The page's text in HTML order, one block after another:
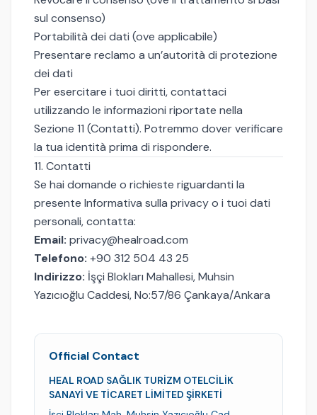
sul consenso)
Portabilità dei dati (ove applicabile)
Presentare reclamo a un’autorità di protezione
dei dati
Per esercitare i tuoi diritti, contattaci
utilizzando le informazioni riportate nella
Sezione 11 (Contatti). Potremmo dover verificare
la tua identità prima di rispondere.
11. Contatti
Se hai domande o richieste riguardanti la
presente Informativa sulla privacy o i tuoi dati
personali, contatta:
Email: privacy@healroad.com
Telefono: +90 312 504 43 25
Indirizzo: İşçi Blokları Mahallesi, Muhsin
Yazıcıoğlu Caddesi, No:57/86 Çankaya/Ankara
Official Contact
HEAL ROAD SAĞLIK TURİZM OTELCİLİK
SANAYİ VE TİCARET LİMİTED ŞİRKETİ